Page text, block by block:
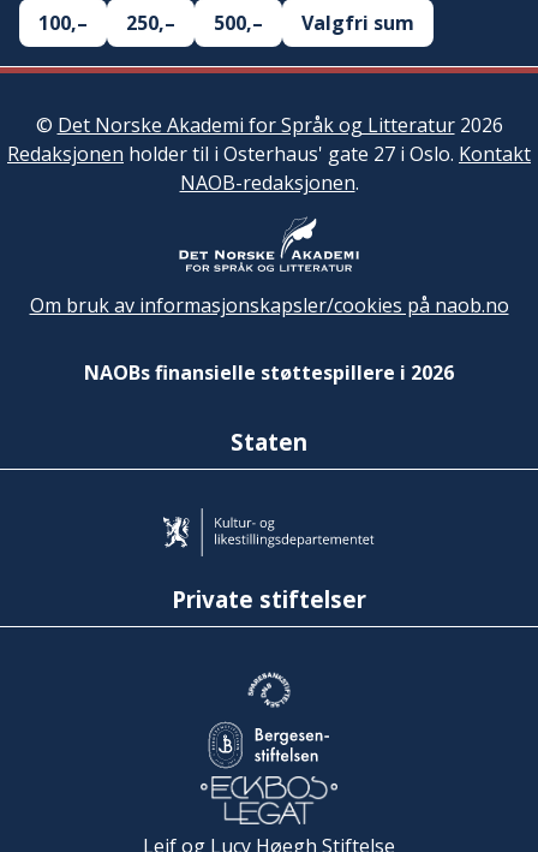
100,–
250,– 500,– Valgfri sum
© Det Norske Akademi for Språk og Litteratur2026
Redaksjonen holder til i Osterhaus' gate 27 i Oslo. Kontakt
NAOB-redaksjonen.
Om bruk av informasjonskapsler/cookies på naob.no
NAOBs finansielle støttespillere i 2026
Staten
Private stiftelser
Leif og Lucy Høegh Stiftelse